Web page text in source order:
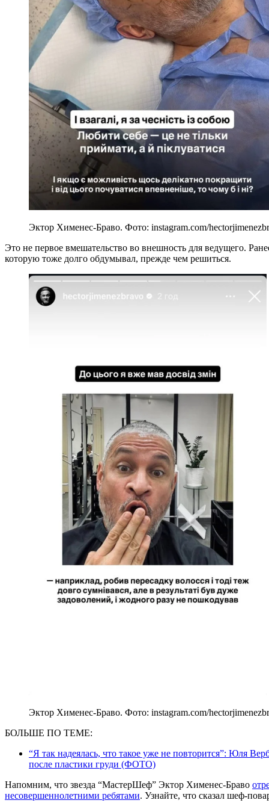
Эктор Хименес-Браво. Фото: instagram.com/
Это не первое вмешательство во внешность для ведущего.
которую тоже долго обдумывал, прежде чем решиться.
Эктор Хименес-Браво. Фото: instagram.com/
БОЛЬШЕ ПО ТЕМЕ:
“Я так надеялась, что такое уже не повторится”: Юля
после пластики груди (ФОТО)
Напомним, что звезда “МастерШеф” Эктор Хименес-Браво
несовершеннолетними ребятами. Узнайте, что сказал шеф-